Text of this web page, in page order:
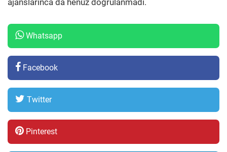
Whatsapp
Facebook
Twitter
Pinterest